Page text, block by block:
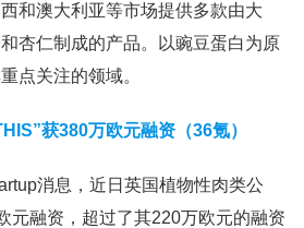
和澳大利亚等市场提供多款由大
杏仁制成的产品。以豌豆蛋白为原
点关注的领域。
获380万欧元融资（36氪）
消息，近日英国植物性肉类公
元融资，超过了其220万欧元的融资